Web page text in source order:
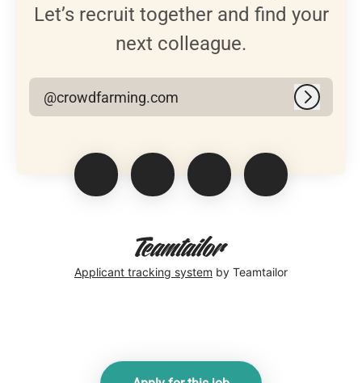
Let’s recruit together and find your
next colleague.
@crowdfarming.com Log in
Applicant tracking system by Teamtailor